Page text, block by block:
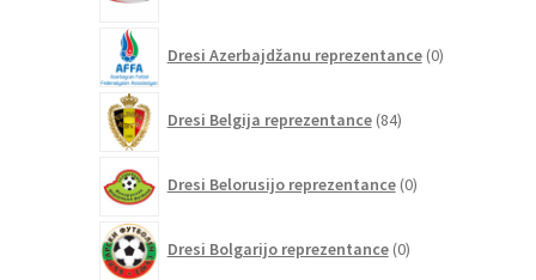
Dresi Azerbajdžanu reprezentance 0izdelkov
Dresi Belgija reprezentance 84izdelkov
Dresi Belorusijo reprezentance 0izdelkov
Dresi Bolgarijo reprezentance 0izdelkov